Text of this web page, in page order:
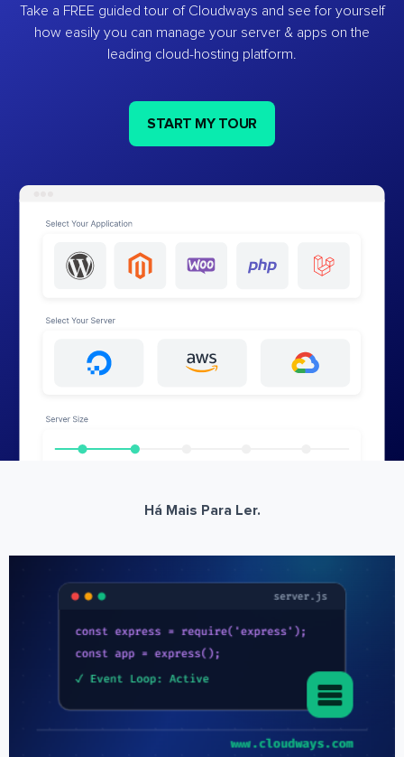
Take a FREE guided tour of Cloudways and see for yourself
how easily you can manage your server & apps on the
leading cloud-hosting platform.
START MY TOUR
Há Mais Para Ler.